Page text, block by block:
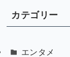
カテゴリー
エンタメ